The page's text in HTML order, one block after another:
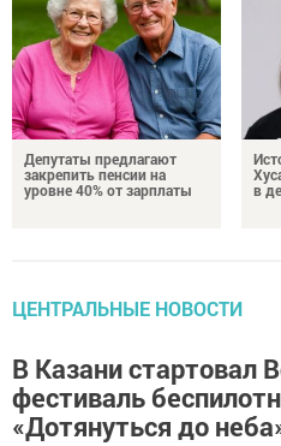
Депутаты предлагают
закрепить пенсии на
уровне 40% от зарплаты
в
ЦЕНТРАЛЬНЫЕ НОВОСТИ
В Казани стартовал
фестиваль
«Дотянуться до